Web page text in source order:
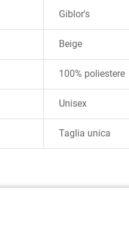
Giblor's
Beige
100% poliestere
Unisex
Taglia unica